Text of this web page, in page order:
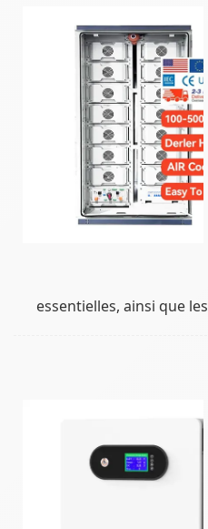
essentielles, ainsi que les